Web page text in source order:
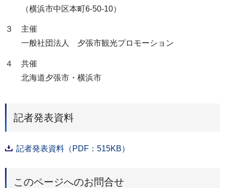
（横浜市中区本町6-50-10）
３ 主催
一般社団法人 夕張市観光プロモーション
４ 共催
北海道夕張市・横浜市
記者発表資料
記者発表資料（PDF：515KB）
このページへのお問合せ